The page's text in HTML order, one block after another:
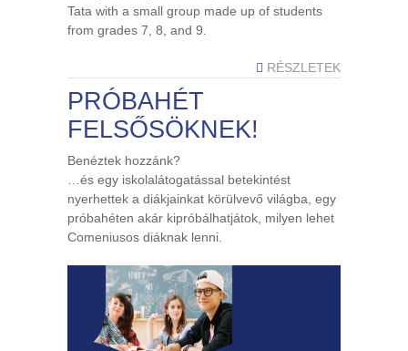
Tata with a small group made up of students
from grades 7, 8, and 9.
RÉSZLETEK
PRÓBAHÉT
FELSŐSÖKNEK!
Benéztek hozzánk?
…és egy iskolalátogatással betekintést
nyerhettek a diákjainkat körülvevő világba, egy
próbahéten akár kipróbálhatjátok, milyen lehet
Comeniusos diáknak lenni.